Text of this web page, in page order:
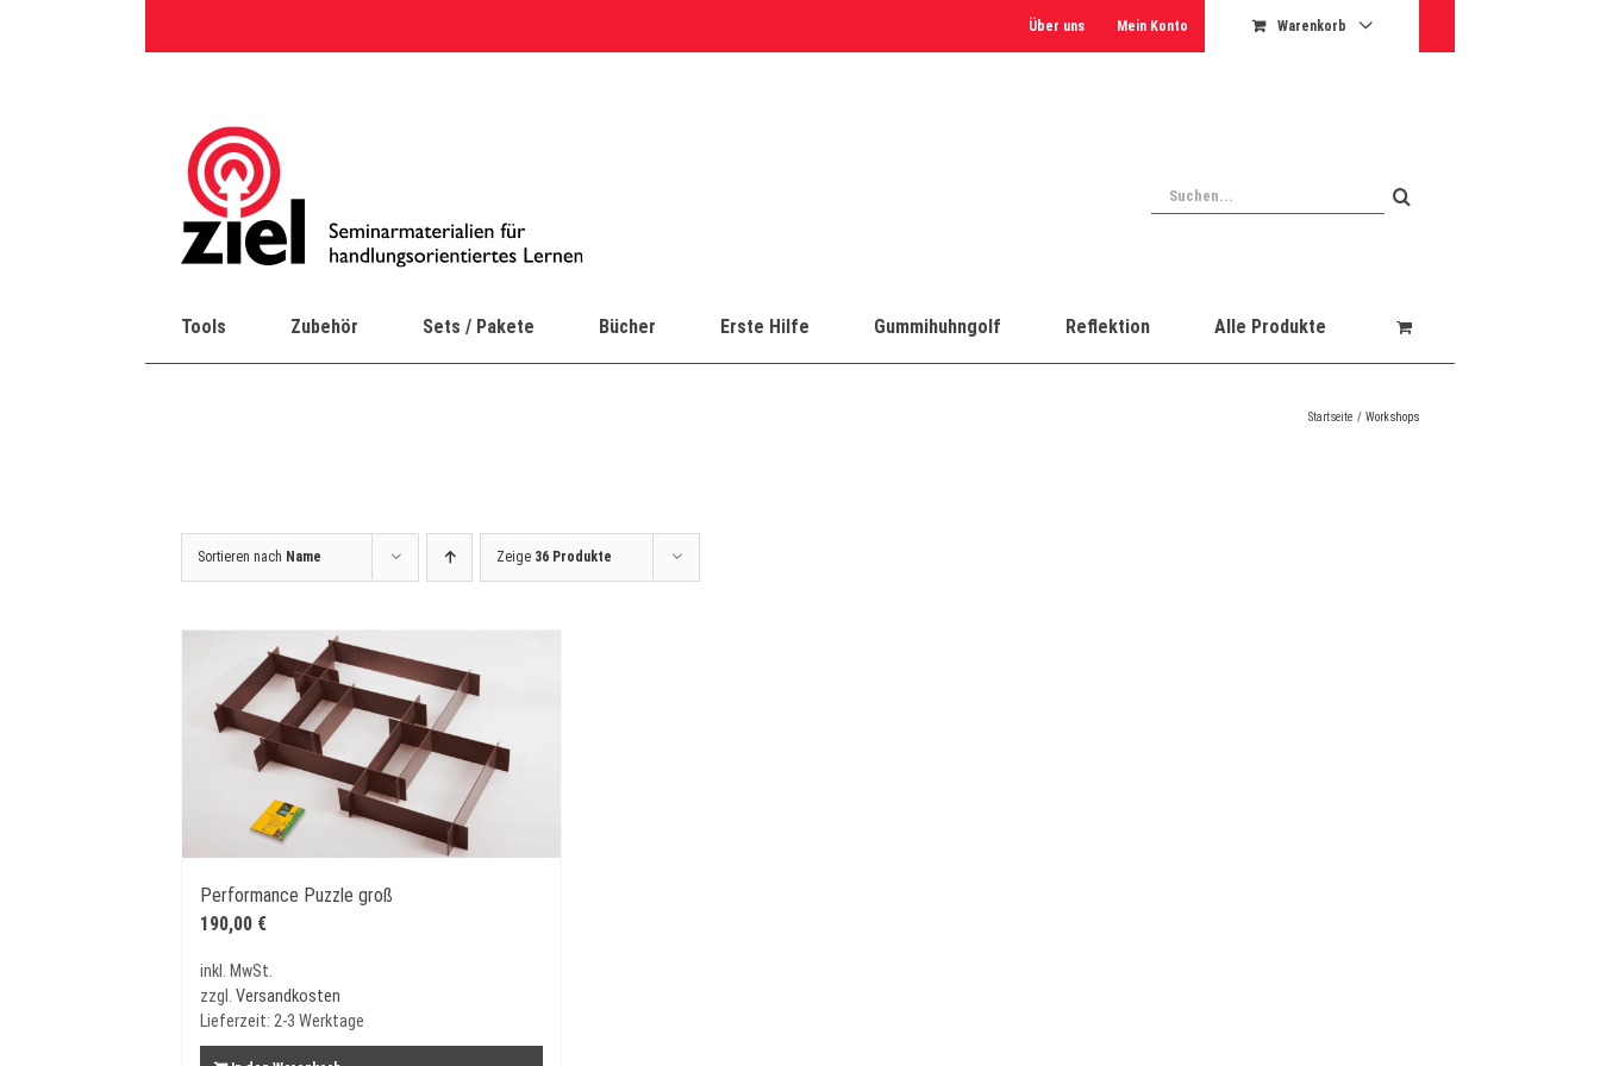
Über uns Mein Konto Warenkorb
Suche
nach:
Tools Zubehör Sets / Pakete Bücher Erste Hilfe Gummihuhngolf Reflektion Alle Produkte
Startseite Workshops
Sortieren nach Name Zeige 36 Produkte
Performance Puzzle groß
190,00 €
inkl. MwSt.
zzgl. Versandkosten
Lieferzeit: 2-3 Werktage